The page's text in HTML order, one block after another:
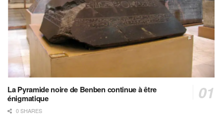
La Pyramide noire de Benben continue à être
énigmatique
0 SHARES